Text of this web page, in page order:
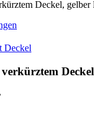
Deckel
Deckel